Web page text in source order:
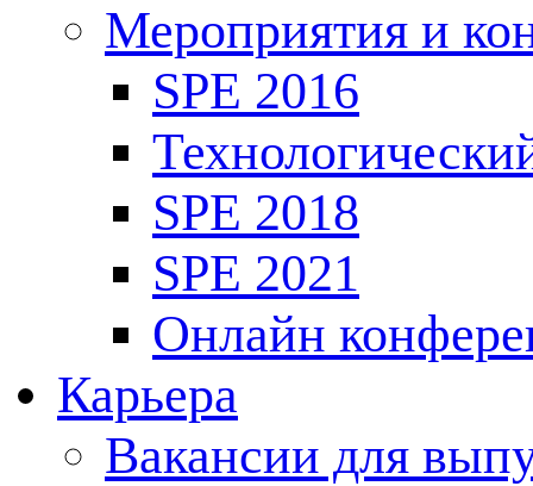
Мероприятия и
SPE 2016
SPE 2018
SPE 2021
Онлайн
Карьера
Вакансии для